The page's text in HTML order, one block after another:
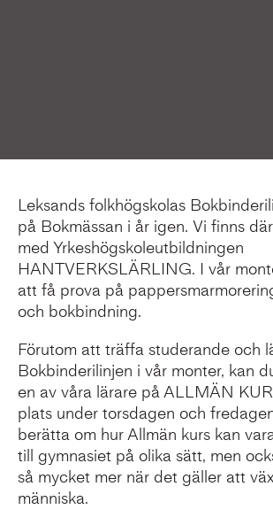
Leksands folkhögskolas
på Bokmässan i år igen. Vi finns
med Yrkeshögskoleutbildningen
HANTVERKSLÄRLING. I vår
att få prova på
och bokbindning.
Förutom att träffa studerande och
Bokbinderilinjen i vår monter, kan
en av våra lärare på ALLMÄN
plats under torsdagen och
berätta om hur Allmän kurs kan
till gymnasiet på olika sätt, men
så mycket mer när det gäller att
människa.